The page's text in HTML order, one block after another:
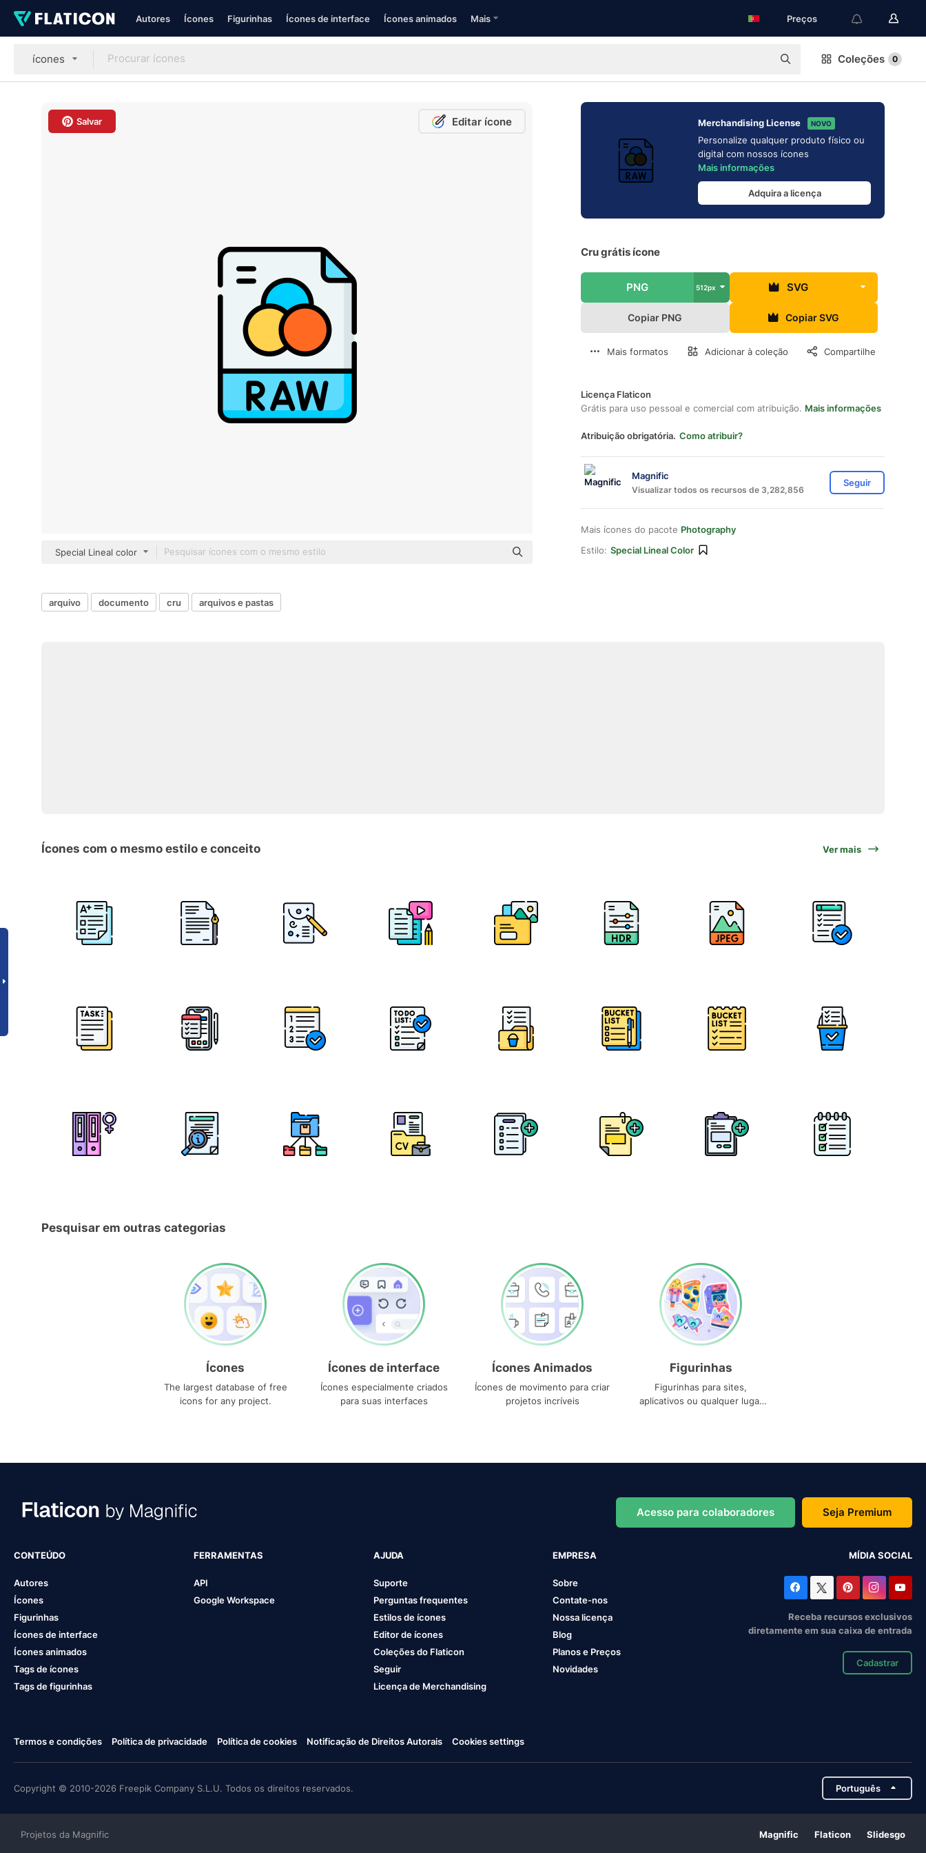
Autores Ícones Figurinhas Ícones de interface Ícones animados Mais Preços
ícones Coleções 0
Salvar Editar ícone
Special Lineal color
Merchandising License NOVO
Personalize qualquer produto físico ou
digital com nossos ícones
Mais informações
Adquira a licença
Cru grátis ícone
PNG 512px SVG
Copiar PNG Copiar SVG
Mais formatos Adicionar à coleção Compartilhe
Licença Flaticon
Grátis para uso pessoal e comercial com atribuição. Mais informações
Atribuição obrigatória. Como atribuir?
Magnific
Visualizar todos os recursos de 3,282,856
Seguir
Mais ícones do pacote Photography
Estilo: Special Lineal Color
arquivo documento cru arquivos e pastas
Ícones com o mesmo estilo e conceito Ver mais
Pesquisar em outras categorias
Ícones
The largest database of free
icons for any project.
Ícones de interface
Ícones especialmente criados
para suas interfaces
Ícones Animados
Ícones de movimento para criar
projetos incríveis
Figurinhas
Figurinhas para sites,
aplicativos ou qualquer lugar
Acesso para colaboradores Seja Premium
CONTEÚDO
Autores
Ícones
Figurinhas
Ícones de interface
Ícones animados
Tags de ícones
Tags de figurinhas
FERRAMENTAS
API
Google Workspace
AJUDA
Suporte
Perguntas frequentes
Estilos de ícones
Editor de ícones
Coleções do Flaticon
Seguir
Licença de Merchandising
EMPRESA
Sobre
Contate-nos
Nossa licença
Blog
Planos e Preços
Novidades
MÍDIA SOCIAL
Receba recursos exclusivos
diretamente em sua caixa de entrada
Cadastrar
Termos e condições Política de privacidade Política de cookies Notificação de Direitos Autorais Cookies settings
Copyright © 2010-2026 Freepik Company S.L.U. Todos os direitos reservados. Português
Projetos da Magnific Magnific Flaticon Slidesgo